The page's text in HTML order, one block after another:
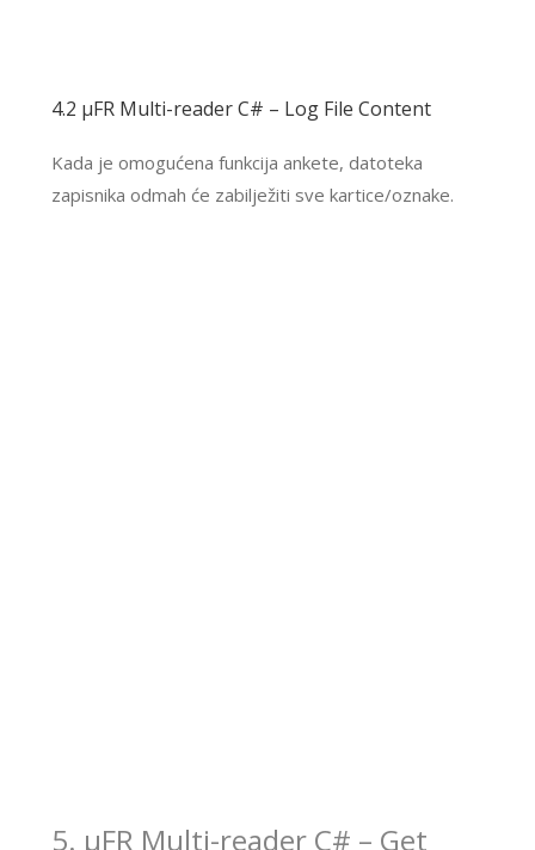
4.2 μFR Multi-reader C# – Log File Content
Kada je omogućena funkcija ankete, datoteka
zapisnika odmah će zabilježiti sve kartice/oznake.
5. μFR Multi-reader C# – Get